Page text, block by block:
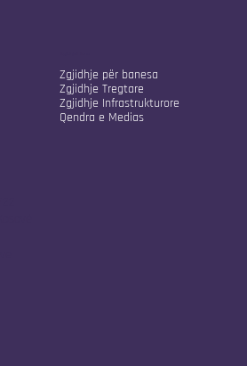
Zgjidhje për banesa
Zgjidhje Tregtare
Zgjidhje Infrastrukturore
Qendra e Medias